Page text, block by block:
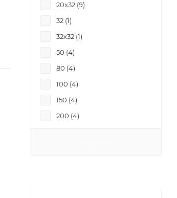
20х32 (9)
32 (1)
32х32 (1)
50 (4)
80 (4)
100 (4)
150 (4)
200 (4)